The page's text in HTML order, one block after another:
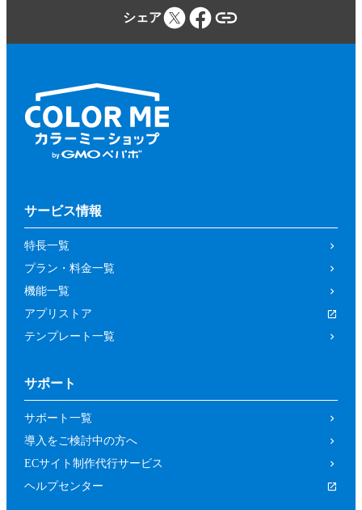
シェア
サービス情報
特長一覧
プラン・料金一覧
機能一覧
アプリストア
テンプレート一覧
サポート
サポート一覧
導入をご検討中の方へ
ECサイト制作代行サービス
ヘルプセンター